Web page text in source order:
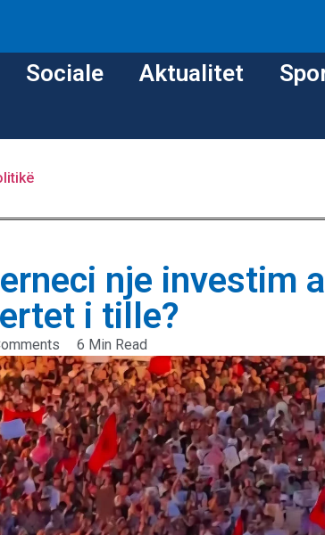
Sociale Aktualitet
nje investim
i tille?
6 Min Read